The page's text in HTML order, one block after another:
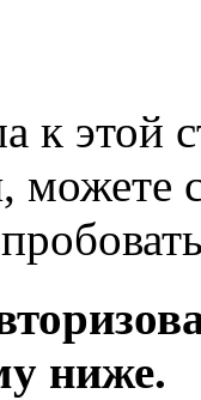
к
можете
ниже.